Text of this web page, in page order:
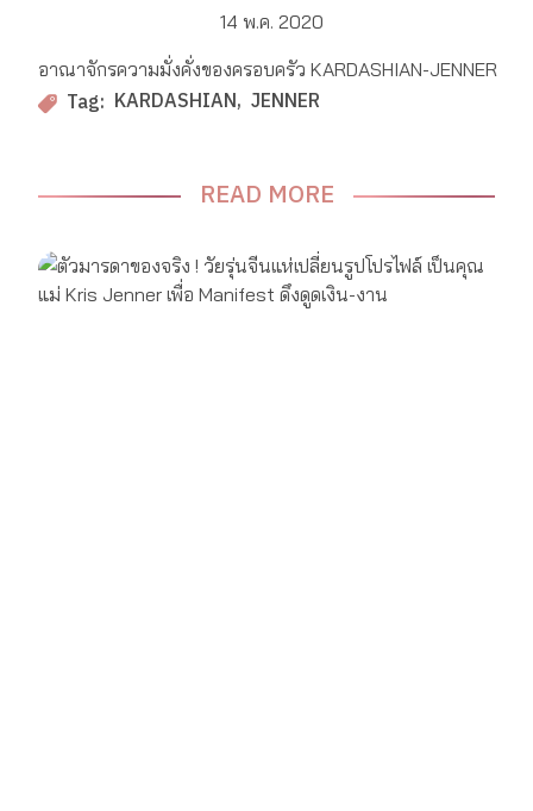
14 พ.ค. 2020
อาณาจักรความมั่งคั่งของครอบครัว KARDASHIAN-JENNER
Tag: KARDASHIAN JENNER
READ MORE